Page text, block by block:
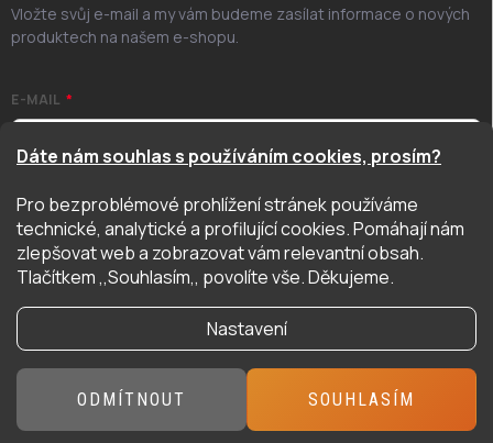
Dáte nám souhlas s používáním cookies, prosím?
Pro bezproblémové prohlížení stránek používáme
technické, analytické a profilující cookies. Pomáhají nám
zlepšovat web a zobrazovat vám relevantní obsah.
Tlačítkem ,,Souhlasím,, povolíte vše. Děkujeme.
Nastavení
ODMÍTNOUT SOUHLASÍM
Vložte svůj e-mail a my vám budeme zasílat informace o nových
produktech na našem e-shopu.
E-MAIL
Odesláním potvrzuji, že jsem se seznámil/a se zásadami
ochrany osobních údajů. Úplné znění naleznetezde
PŘIHLÁSIT SE
Vytvořil Shoptet
Copyright 2026Hyper Hobby . Všechna práva vyhrazena.